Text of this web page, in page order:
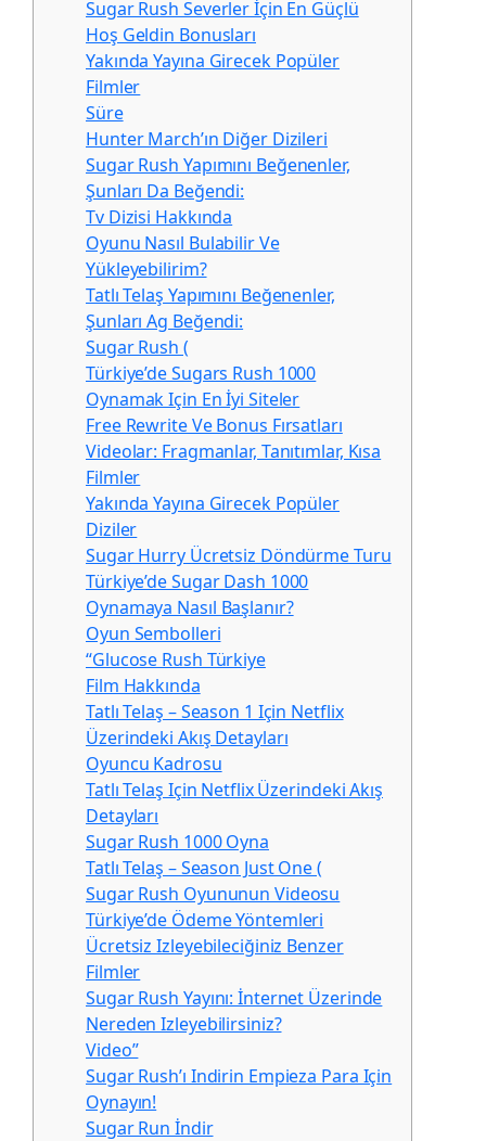
Sugar Rush Severler İçin En Güçlü
Hoş Geldin Bonusları
Yakında Yayına Girecek Popüler
Filmler
Süre
Hunter March’ın Diğer Dizileri
Sugar Rush Yapımını Beğenenler,
Şunları Da Beğendi:
Tv Dizisi Hakkında
Oyunu Nasıl Bulabilir Ve
Yükleyebilirim?
Tatlı Telaş Yapımını Beğenenler,
Şunları Ag Beğendi:
Sugar Rush (
Türkiye’de Sugars Rush 1000
Oynamak Için En İyi Siteler
Free Rewrite Ve Bonus Fırsatları
Videolar: Fragmanlar, Tanıtımlar, Kısa
Filmler
Yakında Yayına Girecek Popüler
Diziler
Sugar Hurry Ücretsiz Döndürme Turu
Türkiye’de Sugar Dash 1000
Oynamaya Nasıl Başlanır?
Oyun Sembolleri
“Glucose Rush Türkiye
Film Hakkında
Tatlı Telaş – Season 1 Için Netflix
Üzerindeki Akış Detayları
Oyuncu Kadrosu
Tatlı Telaş Için Netflix Üzerindeki Akış
Detayları
Sugar Rush 1000 Oyna
Tatlı Telaş – Season Just One (
Sugar Rush Oyununun Videosu
Türkiye’de Ödeme Yöntemleri
Ücretsiz Izleyebileciğiniz Benzer
Filmler
Sugar Rush Yayını: İnternet Üzerinde
Nereden Izleyebilirsiniz?
Video”
Sugar Rush’ı Indirin Empieza Para Için
Oynayın!
Sugar Run İndir